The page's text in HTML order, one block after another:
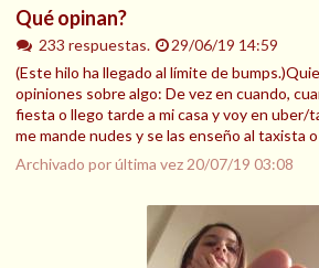
Qué opinan?
233 respuestas.
29/06/19 14:59
(Este hilo ha llegado al límite de
opiniones sobre algo: De vez en cuando,
fiesta o llego tarde a mi casa y voy en uber/
me mande nudes y se las enseño al taxista
Archivado por última vez 20/07/19 03:08